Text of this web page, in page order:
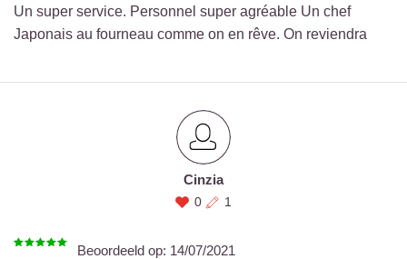
Un super service. Personnel super agréable Un chef
Japonais au fourneau comme on en rêve. On reviendra
Cinzia
0 1
Beoordeeld op: 14/07/2021